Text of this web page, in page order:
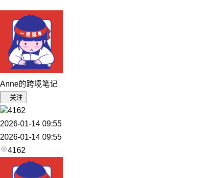
Anne的跨境笔记
关注
4162
2026-01-14 09:55
2026-01-14 09:55
4162